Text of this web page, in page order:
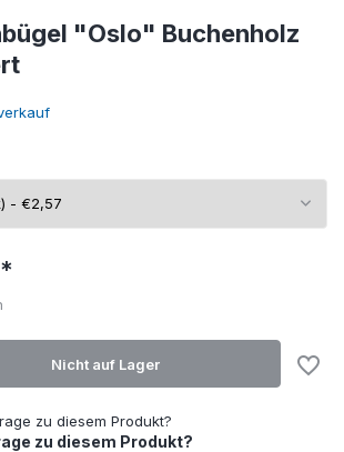
"Oslo" Buchenholz
Nicht auf Lager
zu diesem Produkt?